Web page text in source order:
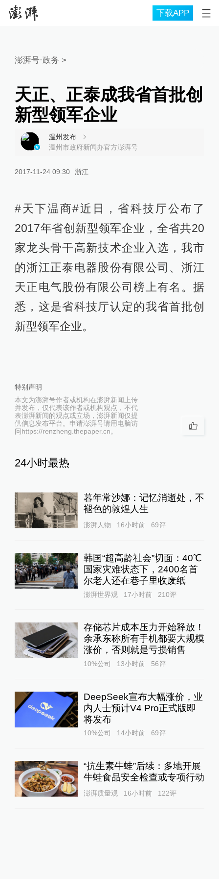
下载APP
澎湃号·政务 >
天正、正泰成我省首批创
新型领军企业
温州发布
温州市政府新闻办官方澎湃号
2017-11-24 09:30 浙江
#天下温商#近日，省科技厅公布了
2017年省创新型领军企业，全省共20
家龙头骨干高新技术企业入选，我市
的浙江正泰电器股份有限公司、浙江
天正电气股份有限公司榜上有名。据
悉，这是省科技厅认定的我省首批创
新型领军企业。
特别声明
本文为澎湃号作者或机构在澎湃新闻上传
并发布，仅代表该作者或机构观点，不代
表澎湃新闻的观点或立场，澎湃新闻仅提
供信息发布平台。申请澎湃号请用电脑访
问https://renzheng.thepaper.cn。
24小时最热
暮年常沙娜：记忆消逝处，不
褪色的敦煌人生
澎湃人物 16小时前 69评
韩国“超高龄社会”切面：40℃
国家灾难状态下，2400名首
尔老人还在巷子里收废纸
澎湃世界观 17小时前 210评
存储芯片成本压力开始释放！
余承东称所有手机都要大规模
涨价，否则就是亏损销售
10%公司 13小时前 56评
DeepSeek宣布大幅涨价，业
内人士预计V4 Pro正式版即
将发布
10%公司 14小时前 69评
“抗生素牛蛙”后续：多地开展
牛蛙食品安全检查或专项行动
澎湃质量观 16小时前 122评